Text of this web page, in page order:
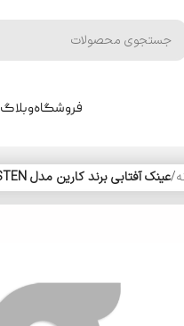
فروشگاهوبلاگ
/عینک آفتابی برند کارین مدل KIRSTEN